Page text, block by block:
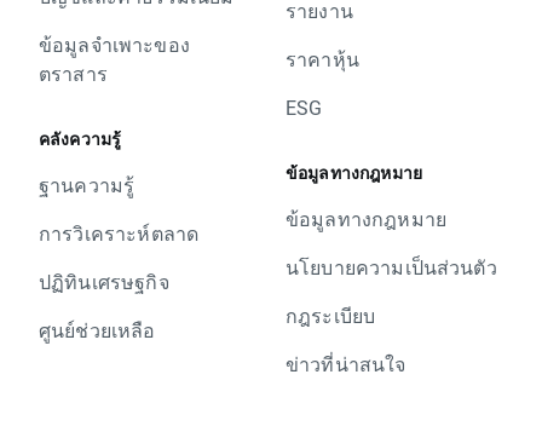
ข้อมูลจำเพาะของ
ตราสาร
คลังความรู้
ฐานความรู้
การวิเคราะห์ตลาด
ปฏิทินเศรษฐกิจ
ศูนย์ช่วยเหลือ
รายงาน
ราคาหุ้น
ESG
ข้อมูลทางกฎหมาย
ข้อมูลทางกฎหมาย
นโยบายความเป็นส่วนตัว
กฎระเบียบ
ข่าวที่น่าสนใจ